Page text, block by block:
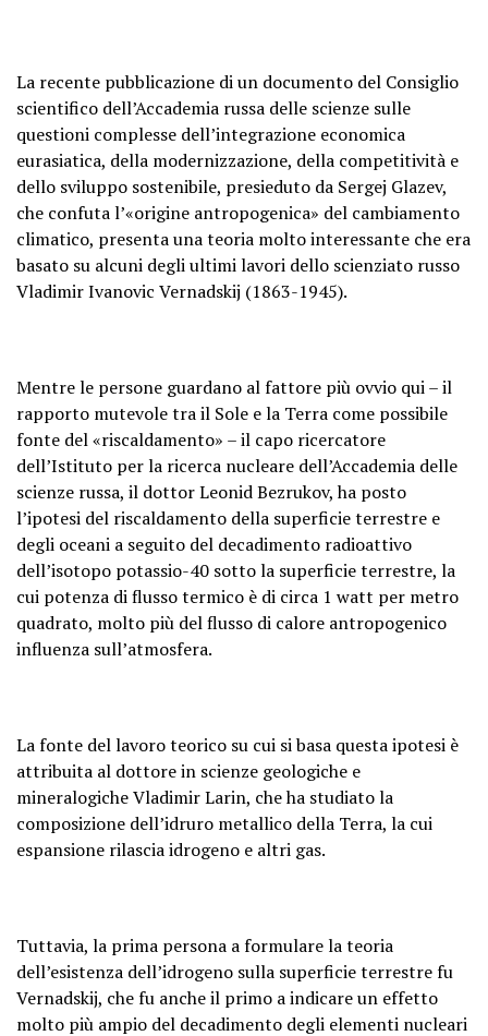
La recente pubblicazione di un documento del Consiglio
scientifico dell’Accademia russa delle scienze sulle
questioni complesse dell’integrazione economica
eurasiatica, della modernizzazione, della competitività e
dello sviluppo sostenibile, presieduto da Sergej Glazev,
che confuta l’«origine antropogenica» del cambiamento
climatico, presenta una teoria molto interessante che era
basato su alcuni degli ultimi lavori dello scienziato russo
Vladimir Ivanovic Vernadskij (1863-1945).
Mentre le persone guardano al fattore più ovvio qui – il
rapporto mutevole tra il Sole e la Terra come possibile
fonte del «riscaldamento» – il capo ricercatore
dell’Istituto per la ricerca nucleare dell’Accademia delle
scienze russa, il dottor Leonid Bezrukov, ha posto
l’ipotesi del riscaldamento della superficie terrestre e
degli oceani a seguito del decadimento radioattivo
dell’isotopo potassio-40 sotto la superficie terrestre, la
cui potenza di flusso termico è di circa 1 watt per metro
quadrato, molto più del flusso di calore antropogenico
influenza sull’atmosfera.
La fonte del lavoro teorico su cui si basa questa ipotesi è
attribuita al dottore in scienze geologiche e
mineralogiche Vladimir Larin, che ha studiato la
composizione dell’idruro metallico della Terra, la cui
espansione rilascia idrogeno e altri gas.
Tuttavia, la prima persona a formulare la teoria
dell’esistenza dell’idrogeno sulla superficie terrestre fu
Vernadskij, che fu anche il primo a indicare un effetto
molto più ampio del decadimento degli elementi nucleari